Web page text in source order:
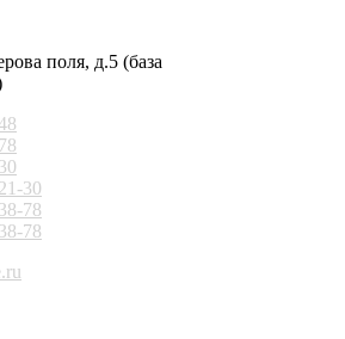
поля, д.5 (база
30
78
78